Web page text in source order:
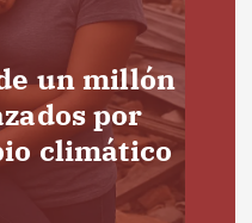
un millón
por
climático